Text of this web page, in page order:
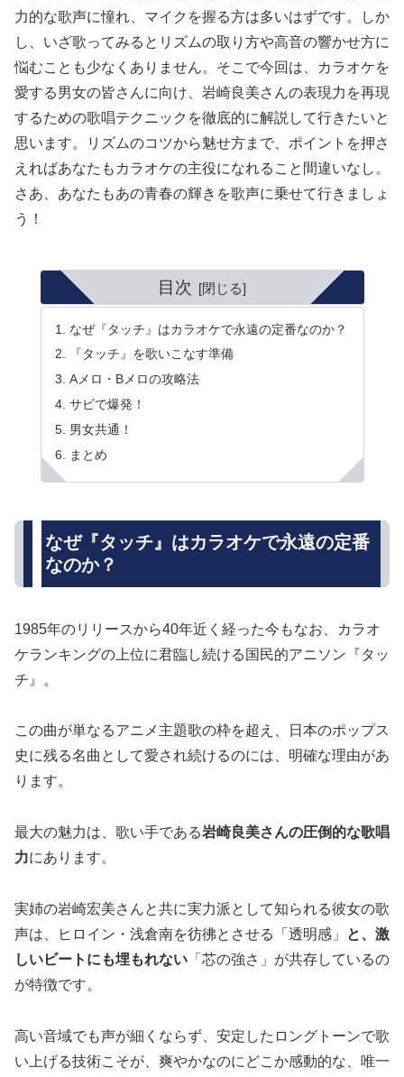
力的な歌声に憧れ、マイクを握る方は多いはずです。しか
し、いざ歌ってみるとリズムの取り方や高音の響かせ方に
悩むことも少なくありません。そこで今回は、カラオケを
愛する男女の皆さんに向け、岩崎良美さんの表現力を再現
するための歌唱テクニックを徹底的に解説して行きたいと
思います。リズムのコツから魅せ方まで、ポイントを押さ
えればあなたもカラオケの主役になれること間違いなし。
さあ、あなたもあの青春の輝きを歌声に乗せて行きましょ
う！
目次
なぜ『タッチ』はカラオケで永遠の定番なのか？
『タッチ』を歌いこなす準備
Aメロ・Bメロの攻略法
サビで爆発！
男女共通！
まとめ
なぜ『タッチ』はカラオケで永遠の定番
なのか？
1985年のリリースから40年近く経った今もなお、カラオ
ケランキングの上位に君臨し続ける国民的アニソン『タッ
チ』。
この曲が単なるアニメ主題歌の枠を超え、日本のポップス
史に残る名曲として愛され続けるのには、明確な理由があ
ります。
最大の魅力は、歌い手である岩崎良美さんの圧倒的な歌唱
力にあります。
実姉の岩崎宏美さんと共に実力派として知られる彼女の歌
声は、ヒロイン・浅倉南を彷彿とさせる「透明感」
と、激
しいビートにも埋もれない 「芯の強さ」が共存しているの
が特徴です。
高い音域でも声が細くならず、安定したロングトーンで歌
い上げる技術こそが、爽やかなのにどこか感動的な、唯一